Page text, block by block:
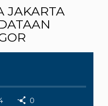
JAKARTA
0